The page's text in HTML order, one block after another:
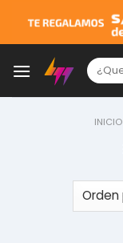
content
Buscar:
INICIO